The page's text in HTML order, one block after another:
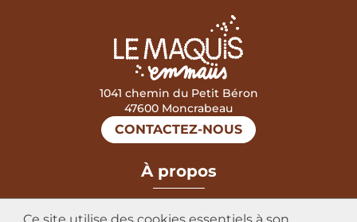
Ce site utilise des cookies essentiels à son
1041 chemin du Petit Béron
47600 Moncrabeau
CONTACTEZ-NOUS
À propos